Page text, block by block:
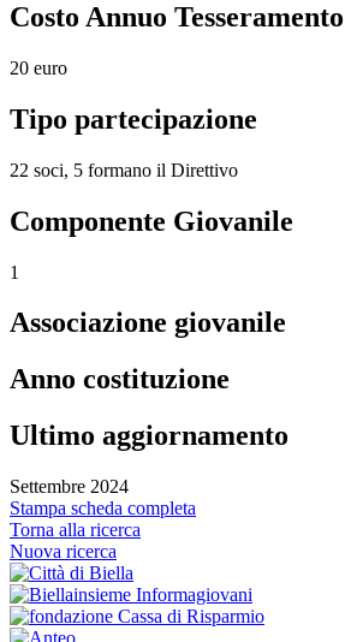
Costo Annuo Tesseramento
20 euro
Tipo partecipazione
22 soci, 5 formano il Direttivo
Componente Giovanile
1
Associazione giovanile
Anno costituzione
Ultimo aggiornamento
Settembre 2024
Stampa scheda completa
Torna alla ricerca
Nuova ricerca